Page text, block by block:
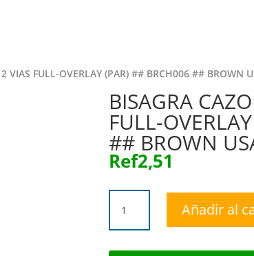
VIAS FULL-OVERLAY (PAR) ## BRCH006 ## BROWN
BISAGRA
FULL-
## BROWN
Ref2,51
CAZOLETA
RECTA
Añadir al